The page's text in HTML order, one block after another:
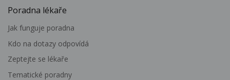
Poradna lékaře
Jak funguje poradna
Kdo na dotazy odpovídá
Zeptejte se lékaře
Tematické poradny